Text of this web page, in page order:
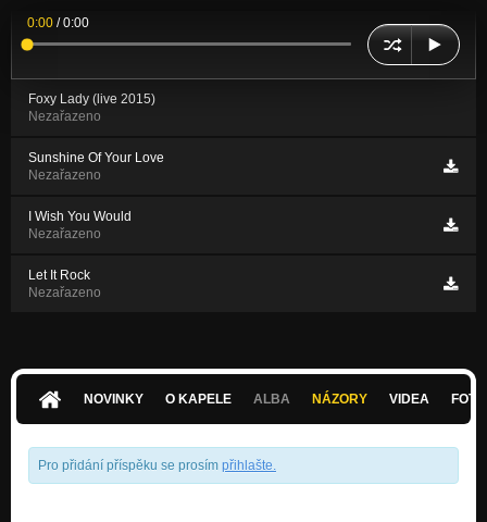
0:00 /0:00
Foxy Lady (live 2015)
Nezařazeno
Sunshine Of Your Love
Nezařazeno
I Wish You Would
Nezařazeno
Let It Rock
Nezařazeno
NOVINKY O KAPELE ALBA NÁZORY VIDEA
Pro přidání příspěku se prosím přihlašte.